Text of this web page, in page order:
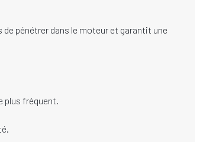
pénétrer dans le moteur et garantit une
plus fréquent.